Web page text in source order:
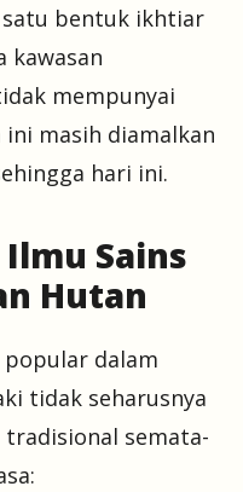
satu bentuk ikhtiar
kawasan
mempunyai
masih diamalkan
hari ini.
Sains
Hutan
dalam
tidak seharusnya
semata-